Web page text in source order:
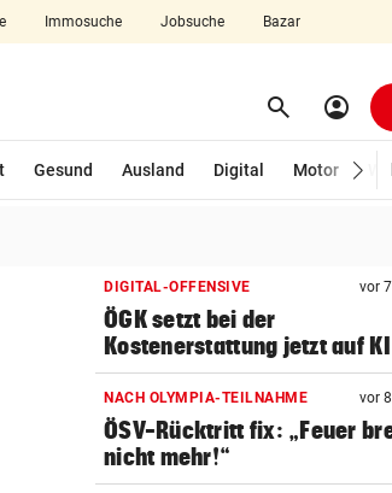
Immosuche Jobsuche Bazar
search Suchen
account_circle
Gesund Ausland Digital Motor
DIGITAL-OFFENSIVE vor
ÖGK setzt bei der
Kostenerstattung jetzt auf KI
NACH OLYMPIA-TEILNAHME vor
ÖSV-Rücktritt fix: „Feuer
nicht mehr!“